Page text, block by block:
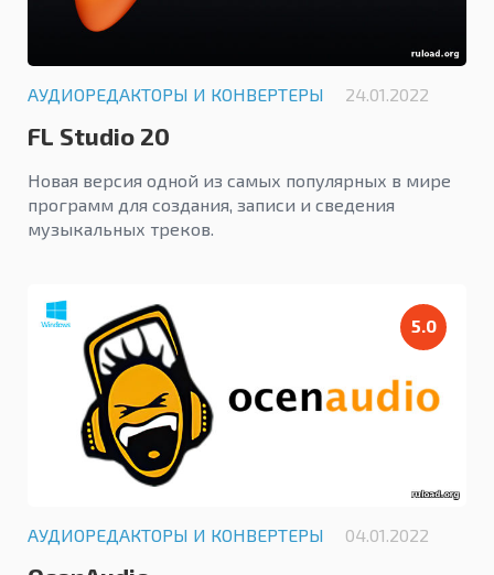
АУДИОРЕДАКТОРЫ И КОНВЕРТЕРЫ 24.01.2022
FL Studio 20
Новая версия одной из самых популярных в мире
программ для создания, записи и сведения
музыкальных треков.
5.0
АУДИОРЕДАКТОРЫ И КОНВЕРТЕРЫ 04.01.2022